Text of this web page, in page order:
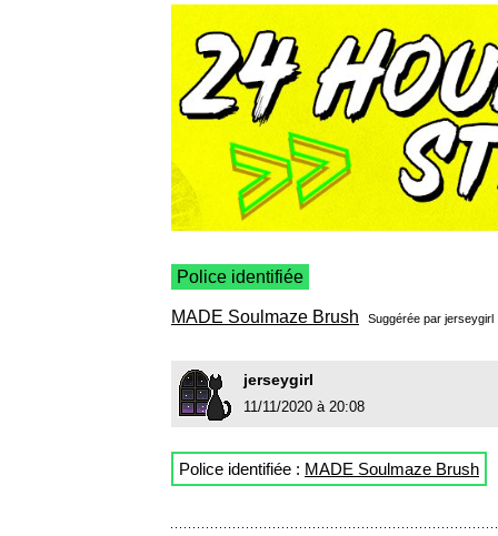
Police identifiée
MADE Soulmaze Brush Suggérée par jerseygirl
jerseygirl
11/11/2020 à 20:08
Police identifiée : MADE Soulmaze Brush